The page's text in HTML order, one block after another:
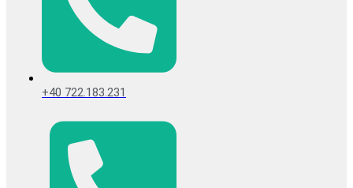
+40 722.183.231